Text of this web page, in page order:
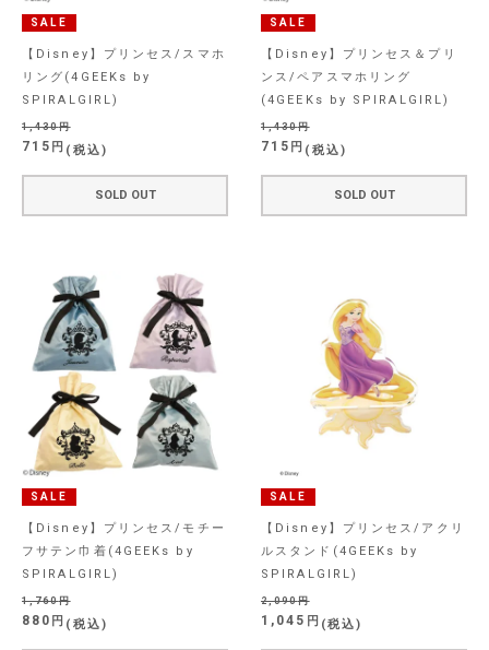
SALE
【Disney】プリンセス/スマホ
リング(4GEEKs by
SPIRALGIRL)
1,430
715 税込
SOLD OUT
SALE
【Disney】プリンセス＆プリ
ンス/ペアスマホリング
(4GEEKs by SPIRALGIRL)
1,430
715 税込
SOLD OUT
SALE
【Disney】プリンセス/モチー
フサテン巾着(4GEEKs by
SPIRALGIRL)
1,760
880 税込
SALE
【Disney】プリンセス/アクリ
ルスタンド(4GEEKs by
SPIRALGIRL)
2,090
1,045 税込